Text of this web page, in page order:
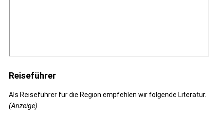
Reiseführer
Als Reiseführer für die Region empfehlen wir folgende Literatur.
(Anzeige)